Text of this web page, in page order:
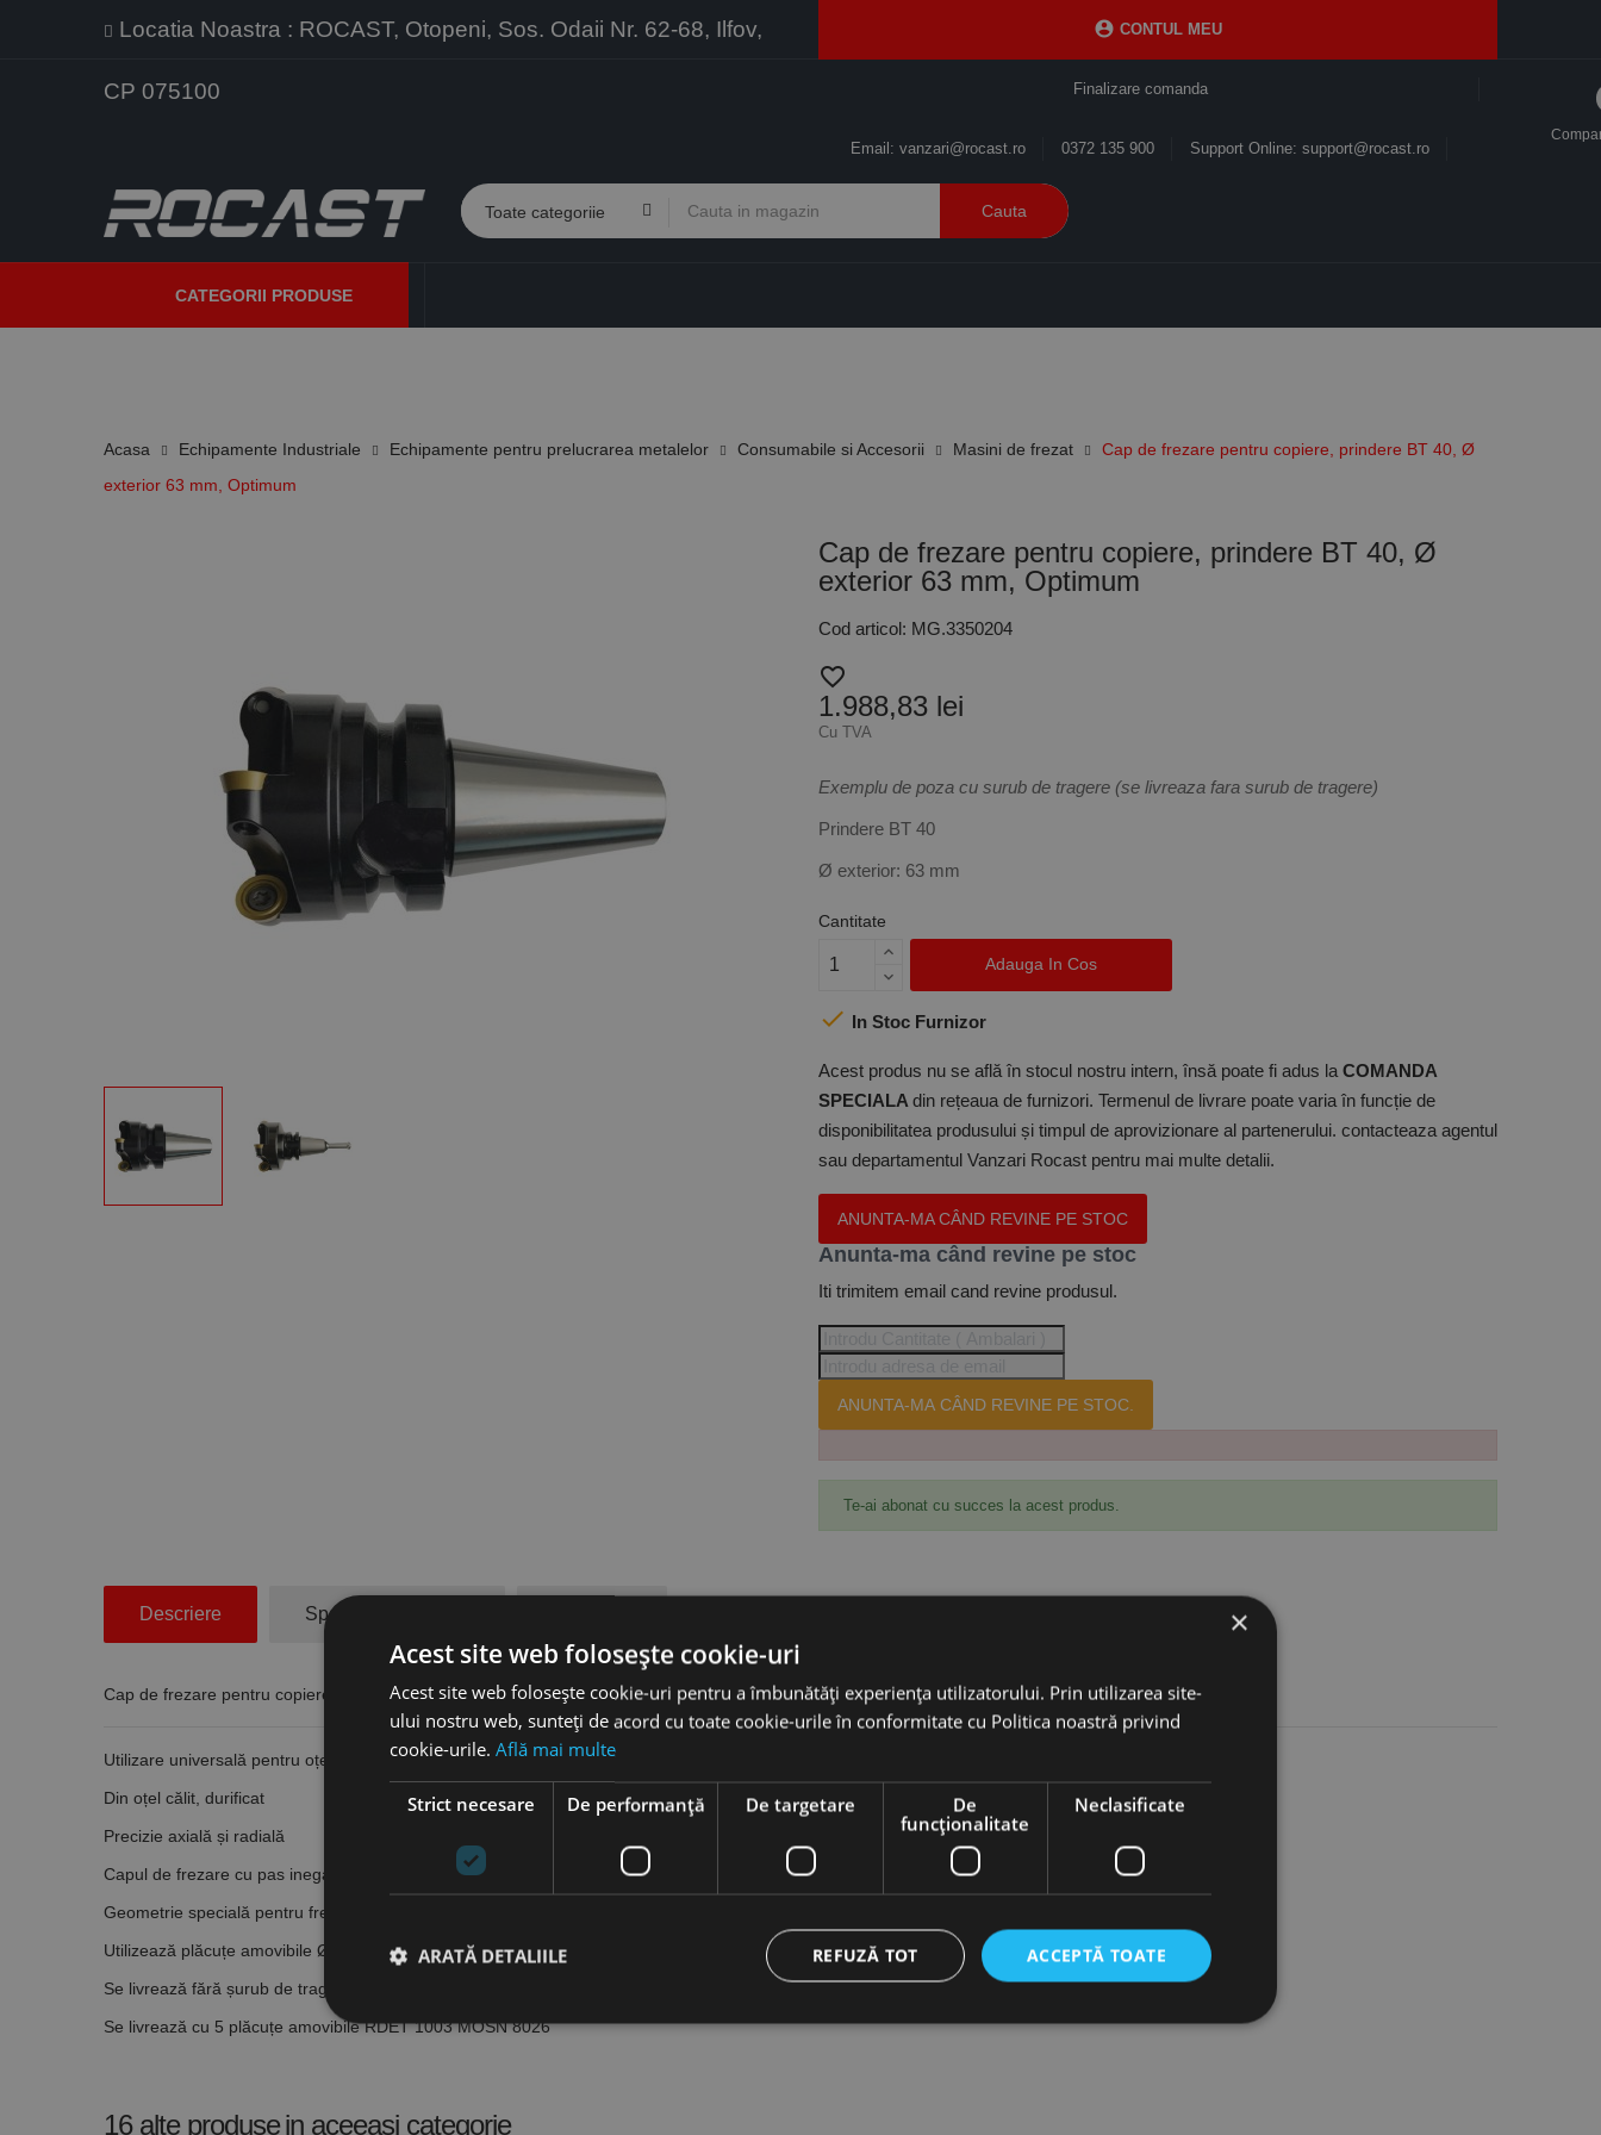
Locatia Noastra : ROCAST, Otopeni, Sos. Odaii Nr. 62-68, Ilfov,
CP 075100
 CONTUL MEU
Finalizare comanda
Support Online: support@rocast.ro
0372 135 900
Email: vanzari@rocast.ro
Cauta
CATEGORII PRODUSE
Acasa Echipamente Industriale Echipamente pentru prelucrarea metalelor Consumabile si Accesorii Masini de frezat
Cap de frezare pentru copiere, prindere BT 40, Ø
exterior 63 mm, Optimum
Cap de frezare pentru copiere, prindere BT 40, Ø
exterior 63 mm, Optimum
Cod articol: MG.3350204
favorite_border
1.988,83 lei
Cu TVA
Exemplu de poza cu surub de tragere (se livreaza fara surub de tragere)
Prindere BT 40
Ø exterior: 63 mm
Cantitate
Adauga In Cos
 In Stoc Furnizor
Acest produs nu se află în stocul nostru intern, însă poate fi adus la COMANDA
SPECIALA din rețeaua de furnizori. Termenul de livrare poate varia în funcție de
disponibilitatea produsului și timpul de aprovizionare al partenerului. contacteaza agentul
sau departamentul Vanzari Rocast pentru mai multe detalii.
ANUNTA-MA CÂND REVINE PE STOC
Anunta-ma când revine pe stoc
Iti trimitem email cand revine produsul.
ANUNTA-MA CÂND REVINE PE STOC.
Te-ai abonat cu succes la acest produs.
Descriere Specificatii Tehnice
Cap de frezare pentru copiere, prindere BT 40, Ø exterior 63 mm, Optimum
Utilizare universală pentru oțel și a metalelor neferoase
Din oțel călit, durificat
Precizie axială și radială
Capul de frezare cu pas inegal asigură o funcționare lină
Geometrie specială pentru frezare de mare viteză
Utilizează plăcuțe amovibile Ø10 mm
Se livrează fără șurub de tragere
Se livrează cu 5 plăcuțe amovibile RDET 1003 MOSN 8026
16 alte produsein aceeasi categorie
×
Acest site web folosește cookie-uri
Acest site web folosește cookie-uri pentru a îmbunătăți experiența utilizatorului. Prin utilizarea site-
ului nostru web, sunteți de acord cu toate cookie-urile în conformitate cu Politica noastră privind
cookie-urile. Află mai multe
Strict necesare De performanță De targetare
De
funcţionalitate
Neclasificate
ACCEPTĂ TOATE
REFUZĂ TOT
ARATĂ DETALIILE
Cookie-urile strict necesare permit funcționalitatea principală a site-ului web, cum ar fi autentificarea utilizatorului și gestionarea